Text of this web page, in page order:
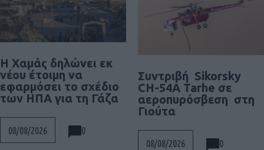
Η Χαμάς δηλώνει εκ
νέου έτοιμη να
εφαρμόσει το σχέδιο
των ΗΠΑ για τη Γάζα
08/08/2026 0
Συντριβή Sikorsky
CH-54A Tarhe σε
αεροπυρόσβεση στη
Γιούτα
08/08/2026 0